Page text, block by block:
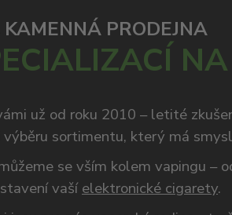
KAMENNÁ PRODEJNA
už od roku 2010 – letité
sortimentu, který má
se vším kolem vapingu –
vaší elektronické cigarety.